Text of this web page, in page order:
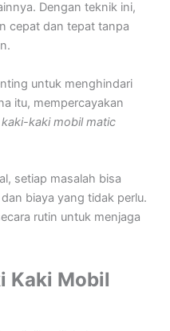
Dengan teknik ini,
cepat dan tepat tanpa
untuk menghindari
itu, mempercayakan
kaki mobil matic
setiap masalah bisa
biaya yang tidak perlu.
rutin untuk menjaga
Kaki Mobil